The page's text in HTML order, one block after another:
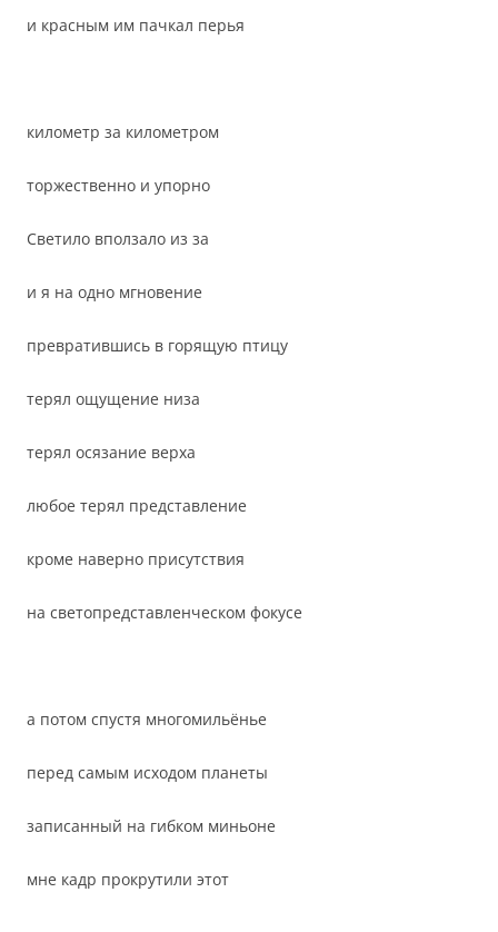
и красным им пачкал перья
километр за километром
торжественно и упорно
Светило вползало из за
и я на одно мгновение
превратившись в горящую птицу
терял ощущение низа
терял осязание верха
любое терял представление
кроме наверно присутствия
на светопредставленческом фокусе
а потом спустя многомильёнье
перед самым исходом планеты
записанный на гибком миньоне
мне кадр прокрутили этот